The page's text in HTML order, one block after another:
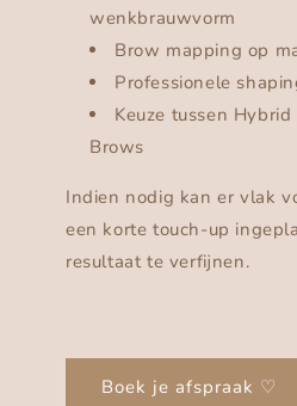
wenkbrauwvorm
Brow mapping op
Professionele
Keuze tussen
Brows
Indien nodig kan er vlak
een korte touch-up
resultaat te verfijnen.
Boek je afspraak ♡